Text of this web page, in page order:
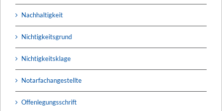
Nachhaltigkeit
Nichtigkeitsgrund
Nichtigkeitsklage
Notarfachangestellte
Offenlegungsschrift